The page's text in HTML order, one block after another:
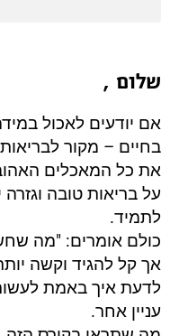
שלום ,
אם יודעים לאכול
בחיים – מקור
את כל המאכלים
על בריאות טובה
לתמיד.
כולם אומרים: "מה
אך קל להגיד וקשה
לדעת איך באמת
עניין אחר.